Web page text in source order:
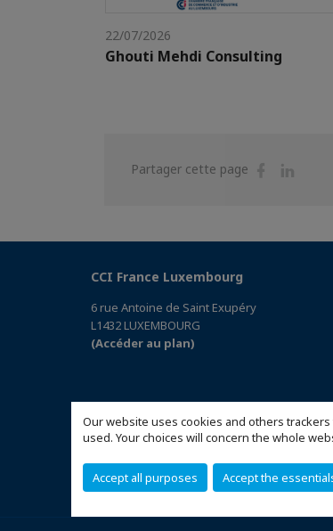
Our website uses cookies and others
used. Your choices will concern the whole
Accept all purposes Accept the
22/07/2026
Ghouti Mehdi Consulting
Partager cette page
Partager
CCI France Luxembourg
6 rue Antoine de Saint Exupéry
L1432 LUXEMBOURG
(Accéder au plan)